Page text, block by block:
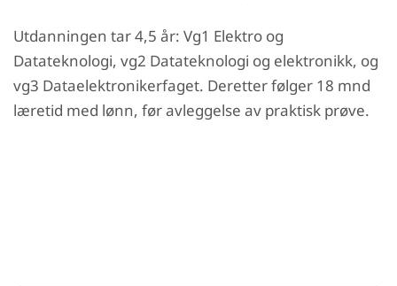
Utdanningen tar 4,5 år: Vg1 Elektro og
Datateknologi, vg2 Datateknologi og elektronikk, og
vg3 Dataelektronikerfaget. Deretter følger 18 mnd
læretid med lønn, før avleggelse av praktisk prøve.